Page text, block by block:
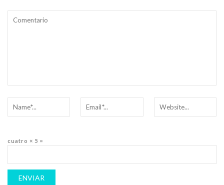
cuatro × 5 =